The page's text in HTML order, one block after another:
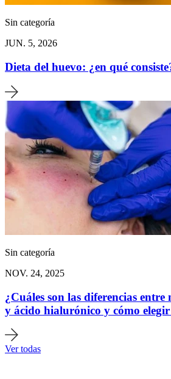
Sin categoría
JUN. 5, 2026
Dieta del huevo: ¿en qué
Sin categoría
NOV. 24, 2025
¿Cuáles son las diferencias
y ácido hialurónico y cómo
Ver todas